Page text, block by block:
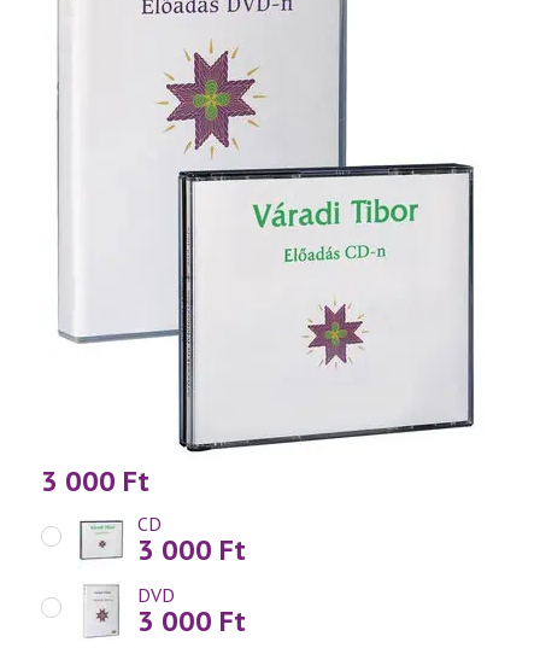
3 000 Ft
CD
3 000 Ft
DVD
3 000 Ft